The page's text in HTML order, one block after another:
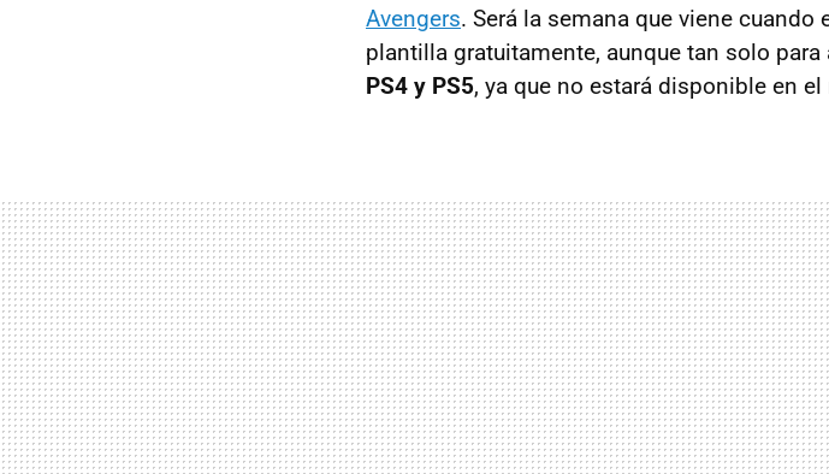
Avengers. Será la semana que viene
plantilla gratuitamente, aunque tan solo
PS4 y PS5, ya que no estará disponible en